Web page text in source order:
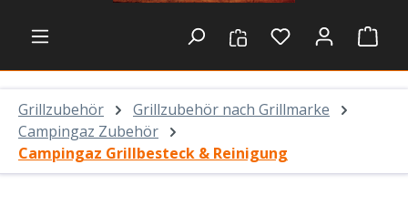
Du hast 0
Grillzubehör
Grillzubehör nach Grillmarke
Campingaz Zubehör
Campingaz Grillbesteck & Reinigung